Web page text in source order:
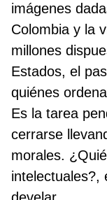
imágenes
Colombia y la
millones
Estados, el
quiénes
Es la tarea
cerrarse
morales.
intelectuales?,